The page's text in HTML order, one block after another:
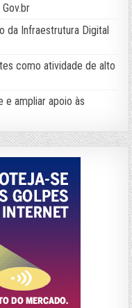
da Infraestrutura Digital
como atividade de alto
e ampliar apoio às